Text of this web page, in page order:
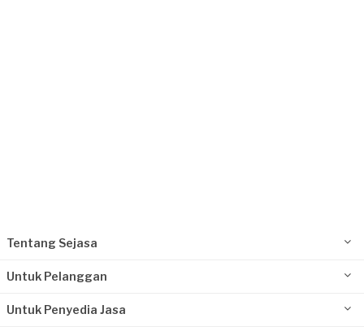
Tentang Sejasa
Untuk Pelanggan
Untuk Penyedia Jasa